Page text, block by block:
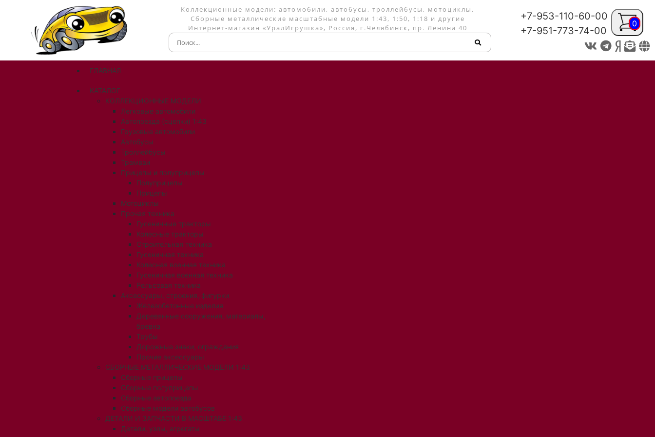
Коллекционные модели: автомобили, автобусы, троллейбусы, мотоциклы.
Сборные металлические масштабные модели 1:43, 1:50, 1:18 и другие
Интернет-магазин «УралИгрушка», Россия, г.Челябинск, пр. Ленина 40
+7-953-110-60-00
+7-951-773-74-00
ГЛАВНАЯ
КАТАЛОГ
КОЛЛЕКЦИОННЫЕ МОДЕЛИ
Легковые автомобили
Автопоезда (сцепки) 1:43
Грузовые автомобили
Автобусы
Троллейбусы
Трамваи
Прицепы и полуприцепы
Полуприцепы
Прицепы
Мотоциклы
Прочая техника
Гусеничные тракторы
Колесные тракторы
Строительная техника
Гусеничная техника
Колесная военная техника
Гусеничная военная техника
Рельсовая техника
Аксессуары, строения, фигурки
Железобетонные изделия
Деревянные сооружения, материалы,
бревна
Трубы
Дорожные знаки, ограждения
Прочие аксессуары
СБОРНЫЕ МЕТАЛЛИЧЕСКИЕ МОДЕЛИ 1:43
Сборные прицепы
Сборные полуприцепы
Сборные автопоезда
Сборные модели автобусов
ДЕТАЛИ И ЗАПЧАСТИ В МАСШТАБЕ 1:43
Детали, узлы, агрегаты
0